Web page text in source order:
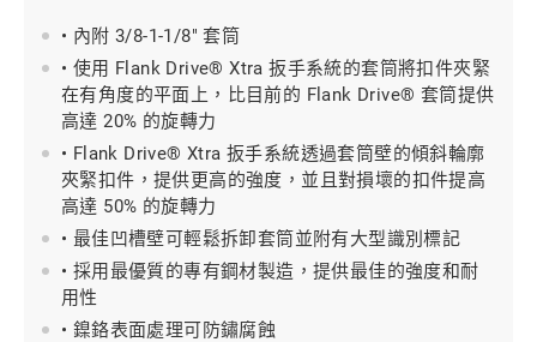
• 內附 3/8-1-1/8" 套筒
• 使用 Flank Drive® Xtra 扳手系統的套筒將扣件夾緊
在有角度的平面上，比目前的 Flank Drive® 套筒提供
高達 20% 的旋轉力
• Flank Drive® Xtra 扳手系統透過套筒壁的傾斜輪廓
夾緊扣件，提供更高的強度，並且對損壞的扣件提高
高達 50% 的旋轉力
• 最佳凹槽壁可輕鬆拆卸套筒並附有大型識別標記
• 採用最優質的專有鋼材製造，提供最佳的強度和耐
用性
• 鎳鉻表面處理可防鏽腐蝕